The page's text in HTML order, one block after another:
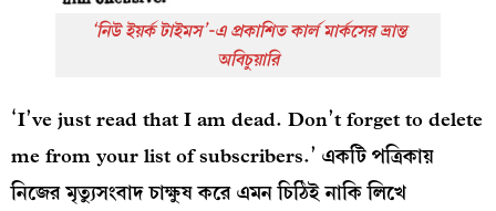
‘নিউ ইয়র্ক টাইমস’-এ প্রকাশিত কার্ল মার্কসের ভ্রান্ত
অবিচুয়ারি
‘I’ve just read that I am dead. Don’t forget to delete
me from your list of subscribers.’ একটি পত্রিকায়
নিজের মৃত্যুসংবাদ চাক্ষুষ করে এমন চিঠিই নাকি লিখে